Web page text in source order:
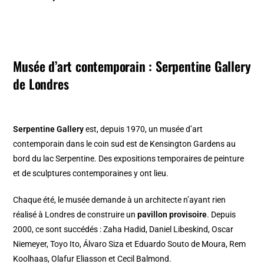
Musée d’art contemporain : Serpentine Gallery
de Londres
Serpentine Galleryest, depuis 1970, un musée d’art
contemporain dans le coin sud est de Kensington Gardens au
bord du lac Serpentine. Des expositions temporaires de peinture
et de sculptures contemporaines y ont lieu.
Chaque été, le musée demande à un architecte n’ayant rien
réalisé à Londres de construire un pavillon provisoire. Depuis
2000, ce sont succédés : Zaha Hadid, Daniel Libeskind, Oscar
Niemeyer, Toyo Ito, Álvaro Siza et Eduardo Souto de Moura, Rem
Koolhaas, Olafur Eliasson et Cecil Balmond.